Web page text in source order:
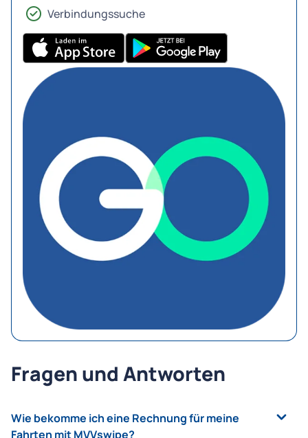
Verbindungssuche
Fragen und Antworten
Wie bekomme ich eine Rechnung für meine
Fahrten mit MVVswipe?